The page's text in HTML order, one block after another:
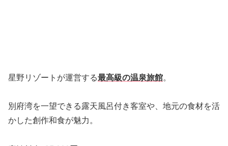
星野リゾートが運営する最高級の温泉旅館。
別府湾を一望できる露天風呂付き客室や、地元の食材を活
かした創作和食が魅力。